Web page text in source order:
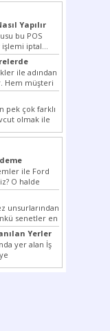
Yapılır
bu POS
işlemi iptal...
ile adından
Hem müşteri
pek çok farklı
olmak ile
ile Ford
O halde
unsurlarından
senetler en
Taksitler...
Yerler
yer alan İş